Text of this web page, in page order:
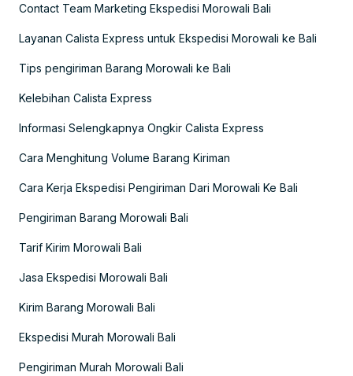
Contact Team Marketing Ekspedisi Morowali Bali
Layanan Calista Express untuk Ekspedisi Morowali ke Bali
Tips pengiriman Barang Morowali ke Bali
Kelebihan Calista Express
Informasi Selengkapnya Ongkir Calista Express
Cara Menghitung Volume Barang Kiriman
Cara Kerja Ekspedisi Pengiriman Dari Morowali Ke Bali
Pengiriman Barang Morowali Bali
Tarif Kirim Morowali Bali
Jasa Ekspedisi Morowali Bali
Kirim Barang Morowali Bali
Ekspedisi Murah Morowali Bali
Pengiriman Murah Morowali Bali